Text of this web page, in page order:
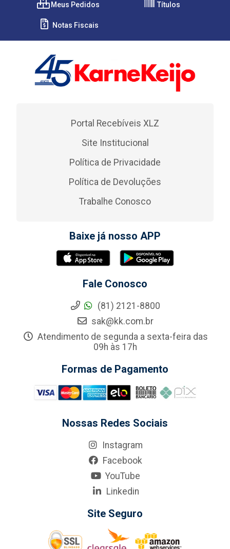
Meus Pedidos Títulos
Notas Fiscais
Portal Recebíveis XLZ
Site Institucional
Política de Privacidade
Política de Devoluções
Trabalhe Conosco
Baixe já nosso APP
Fale Conosco
(81) 2121-8800
sak@kk.com.br
Atendimento de segunda a sexta-feira das
09h às 17h
Formas de Pagamento
Nossas Redes Sociais
Instagram
Facebook
YouTube
Linkedin
Site Seguro